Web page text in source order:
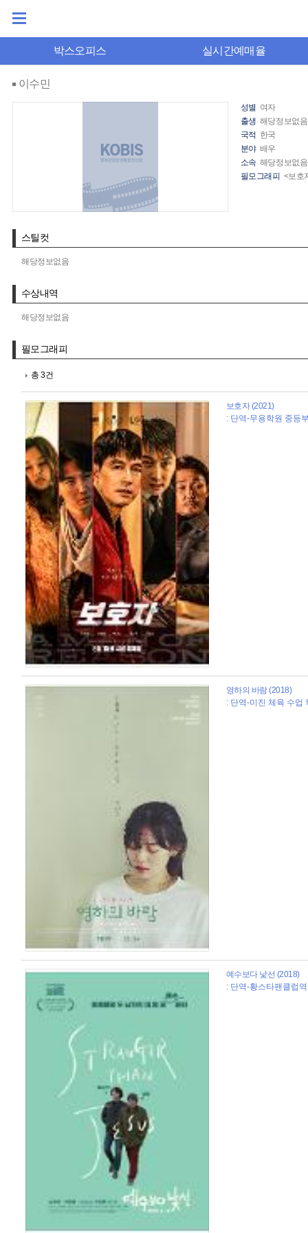
박스오피스 실시간예매율
이수민
성별 여자
출생 해당정보없음
국적 한국
분야 배우
소속 해당정보없음
필모그래피 <보호
스틸컷
해당정보없음
수상내역
해당정보없음
필모그래피
총 3건
보호자 (2021)
: 단역-무용학원 중등
영하의 바람 (2018)
: 단역-미진 체육 수업
예수보다 낯선 (2018)
: 단역-황스타팬클럽